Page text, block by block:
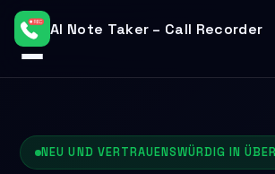
AI Note Taker – Call Recorder
NEU UND VERTRAUENSWÜRDIG IN